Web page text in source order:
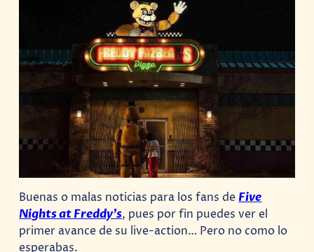
Buenas o malas noticias para los fans de Five
Nights at Freddy’s, pues por fin puedes ver el
primer avance de su live-action… Pero no como lo
esperabas.